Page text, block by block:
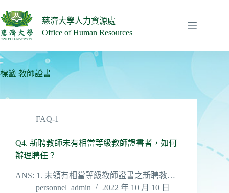
至
主
要
內
容
慈濟大學人力資源處
Office of Human Resources
標籤 教師證書
FAQ-1
Q4. 新聘教師未有相當等級教師證書者，如何
辦理聘任？
ANS: 1. 未領有相當等級教師證書之新聘教…
personnel_admin
2022 年 10 月 10 日